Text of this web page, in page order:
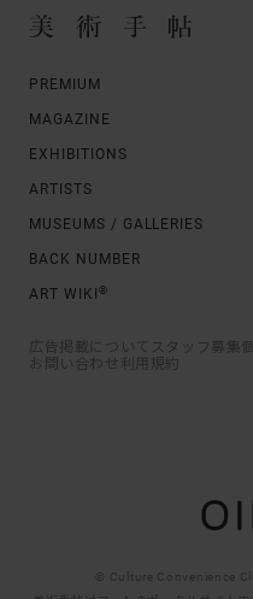
PREMIUM
MAGAZINE
EXHIBITIONS
ARTISTS
MUSEUMS / GALLERIES
BACK NUMBER
ART WIKI ®
広告掲載について スタッフ募集
お問い合わせ
利用規約
© Culture Convenience